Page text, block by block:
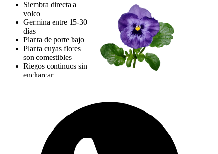
Siembra directa a
voleo
Germina entre 15-30
días
Planta de porte bajo
Planta cuyas flores
son comestibles
Riegos continuos sin
encharcar